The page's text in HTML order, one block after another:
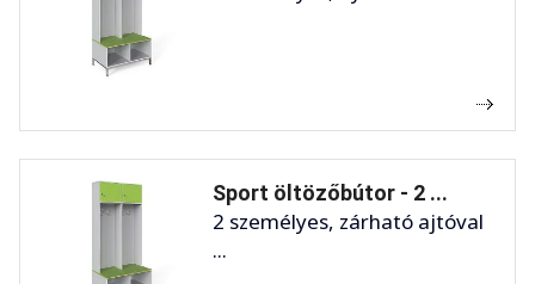
Sport öltözőbútor - 2 ...
2 személyes, zárható ajtóval
...